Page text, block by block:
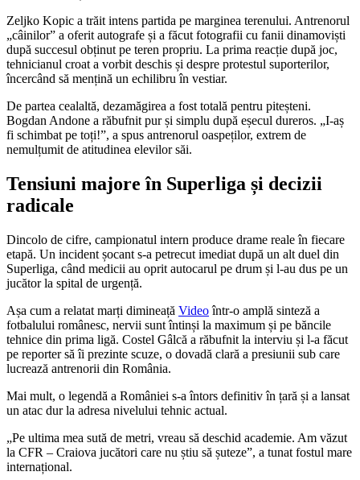
Zeljko Kopic a trăit intens partida pe marginea terenului. Antrenorul
„câinilor” a oferit autografe și a făcut fotografii cu fanii dinamoviști
după succesul obținut pe teren propriu. La prima reacție după joc,
tehnicianul croat a vorbit deschis și despre protestul suporterilor,
încercând să mențină un echilibru în vestiar.
De partea cealaltă, dezamăgirea a fost totală pentru piteșteni.
Bogdan Andone a răbufnit pur și simplu după eșecul dureros. „I-aș
fi schimbat pe toți!”, a spus antrenorul oaspeților, extrem de
nemulțumit de atitudinea elevilor săi.
Tensiuni majore în Superliga și decizii
radicale
Dincolo de cifre, campionatul intern produce drame reale în fiecare
etapă. Un incident șocant s-a petrecut imediat după un alt duel din
Superliga, când medicii au oprit autocarul pe drum și l-au dus pe un
jucător la spital de urgență.
Așa cum a relatat marți dimineață Videoîntr-o amplă sinteză a
fotbalului românesc, nervii sunt întinși la maximum și pe băncile
tehnice din prima ligă. Costel Gâlcă a răbufnit la interviu și l-a făcut
pe reporter să îi prezinte scuze, o dovadă clară a presiunii sub care
lucrează antrenorii din România.
Mai mult, o legendă a României s-a întors definitiv în țară și a lansat
un atac dur la adresa nivelului tehnic actual.
„Pe ultima mea sută de metri, vreau să deschid academie. Am văzut
la CFR – Craiova jucători care nu știu să șuteze”, a tunat fostul mare
internațional.